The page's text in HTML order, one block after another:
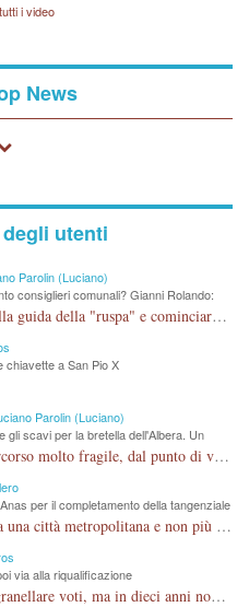
i video
News
utenti
Parolin (Luciano)
consiglieri comunali? Gianni Rolando:
così"
Intanto Rolando potrebbe mettersi alla guida della "ruspa" e cominciare a scavare l'acqua alle Maddalene, con tanti Auguri di Acque Vicentine, magari deviando il percorso della Bretella. Amen.
chiavette a San Pio X
Parolin (Luciano)
gli scavi per la bretella dell'Albera. Un
Avevo già scritto a proposito del percorso molto fragile, dal punto di vista archeologico. La zona è sicuramente ricca di testimonianze religiose, con insediamenti abitativi, vedi l'acquedotto romano di Lobbia. Spero, che risorgive della Seriola, non subiscano danni.
per il completamento della tangenziale
Grandi opere che faranno di Vicenza una città metropolitana e non più provinciale soffocata dal rumore dal traffico e smog concentrato in 6 vie cittadine. complimenti
via alla riqualificazione
All'ultimo momento, giusto perr ragranellare voti, ma in dieci anni non si poteva fare prima?